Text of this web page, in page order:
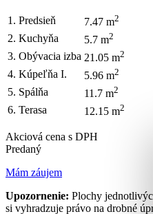
1. Predsieň 7.47 m2
2. Kuchyňa 5.7 m2
3. Obývacia izba 21.05 m2
4. Kúpeľňa I. 5.96 m2
5. Spálňa 11.7 m2
6. Terasa 12.15 m2
Akciová cena s DPH
Predaný
Mám záujem
Upozornenie: Plochy
si vyhradzuje právo na drobné